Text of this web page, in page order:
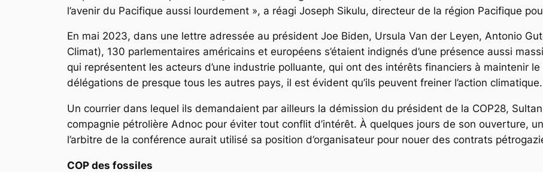
l’avenir du Pacifique aussi lourdement », a réagi Joseph Sikulu, directeur de la région Pacifique
En mai 2023, dans une lettre adressée au président Joe Biden, Ursula Van der Leyen, Antonio
Climat), 130 parlementaires américains et européens s’étaient indignés d’une présence aussi
qui représentent les acteurs d’une industrie polluante, qui ont des intérêts financiers à maintenir
délégations de presque tous les autres pays, il est évident qu’ils peuvent freiner l’action
Un courrier dans lequel ils demandaient par ailleurs la démission du président de la COP28,
compagnie pétrolière Adnoc pour éviter tout conflit d’intérêt. À quelques jours de son ouverture,
l’arbitre de la conférence aurait utilisé sa position d’organisateur pour nouer des contrats
COP des fossiles